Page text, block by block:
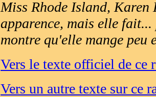
Miss Rhode Island, Karen
apparence, mais elle
montre qu'elle mange peu
Vers le texte officiel de ce
Vers un autre texte sur ce